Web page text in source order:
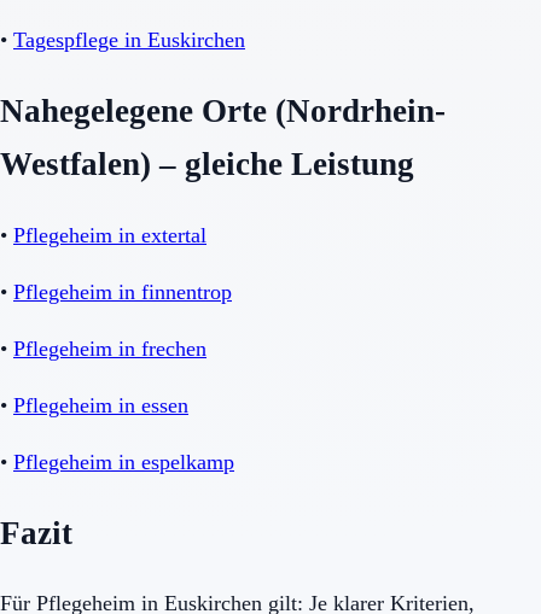
• Tagespflege in Euskirchen
Nahegelegene Orte (Nordrhein-
Westfalen) – gleiche Leistung
• Pflegeheim in extertal
• Pflegeheim in finnentrop
• Pflegeheim in frechen
• Pflegeheim in essen
• Pflegeheim in espelkamp
Fazit
Für Pflegeheim in Euskirchen gilt: Je klarer Kriterien,